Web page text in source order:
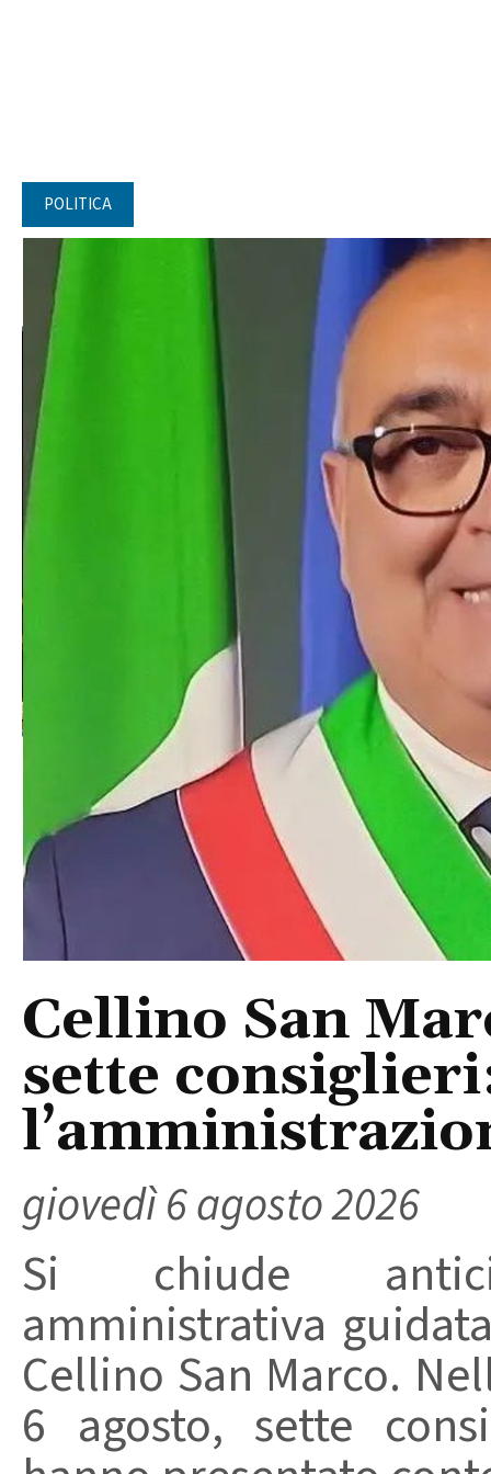
POLITICA
Cellino San
sette
giovedì 6 agosto 2026
Si chiude
amministrativa
Cellino San Marco.
6 agosto, sette